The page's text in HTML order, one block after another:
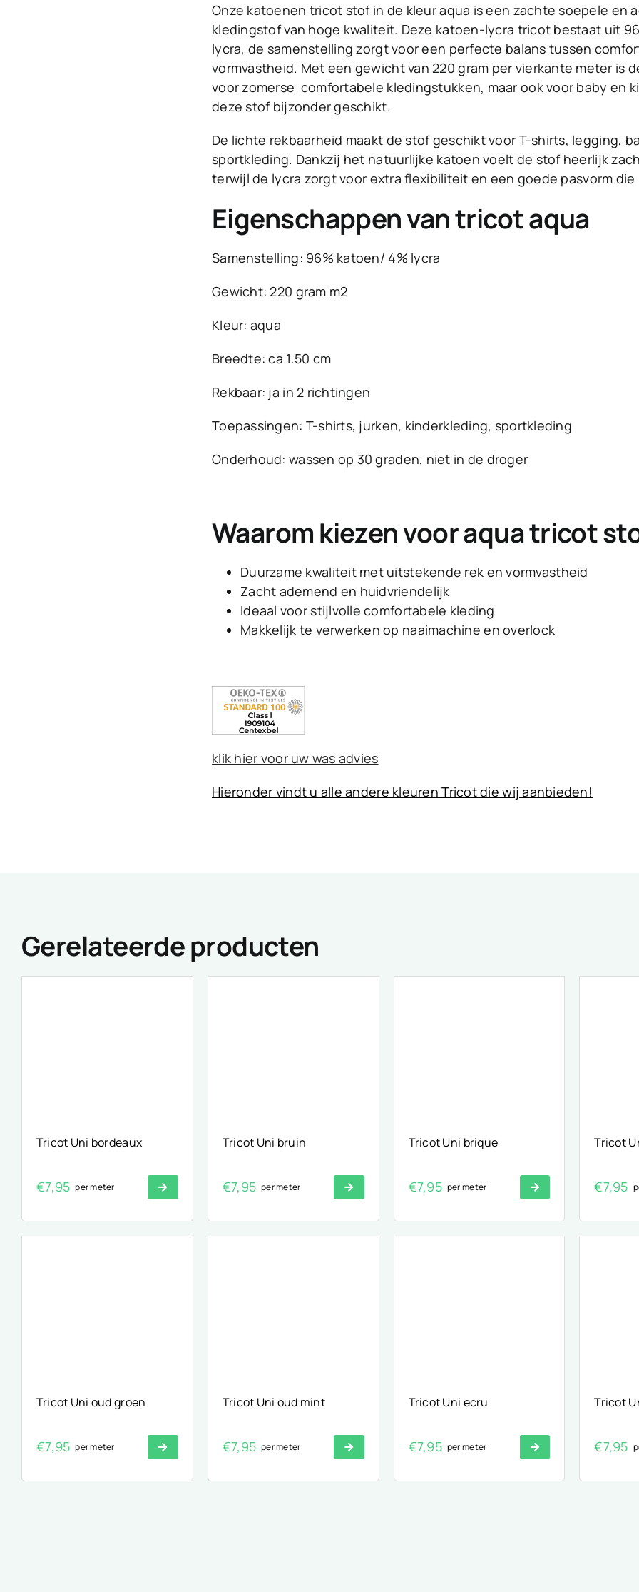
Onze katoenen tricot stof in de kleur aqua is een zachte soepele en
kledingstof van hoge kwaliteit. Deze katoen-lycra tricot bestaat uit
lycra, de samenstelling zorgt voor een perfecte balans tussen
vormvastheid. Met een gewicht van 220 gram per vierkante meter is
voor zomerse comfortabele kledingstukken, maar ook voor baby en
deze stof bijzonder geschikt.
De lichte rekbaarheid maakt de stof geschikt voor T-shirts, legging,
sportkleding. Dankzij het natuurlijke katoen voelt de stof heerlijk
terwijl de lycra zorgt voor extra flexibiliteit en een goede pasvorm die
Eigenschappen van tricot aqua
Samenstelling: 96% katoen/ 4% lycra
Gewicht: 220 gram m2
Kleur: aqua
Breedte: ca 1.50 cm
Rekbaar: ja in 2 richtingen
Toepassingen: T-shirts, jurken, kinderkleding, sportkleding
Onderhoud: wassen op 30 graden, niet in de droger
Waarom kiezen voor aqua tricot
Duurzame kwaliteit met uitstekende rek en vormvastheid
Zacht ademend en huidvriendelijk
Ideaal voor stijlvolle comfortabele kleding
Makkelijk te verwerken op naaimachine en overlock
klik hier voor uw was advies
Hieronder vindt u alle andere kleuren Tricot die wij aanbieden!
Gerelateerde producten
Tricot Uni bordeaux
€7,95 per meter
Tricot Uni bruin
€7,95 per meter
Tricot Uni brique
€7,95 per meter
Tricot
€7,95
Tricot Uni oud groen
€7,95 per meter
Tricot Uni oud mint
€7,95 per meter
Tricot Uni ecru
€7,95 per meter
Tricot
€7,95